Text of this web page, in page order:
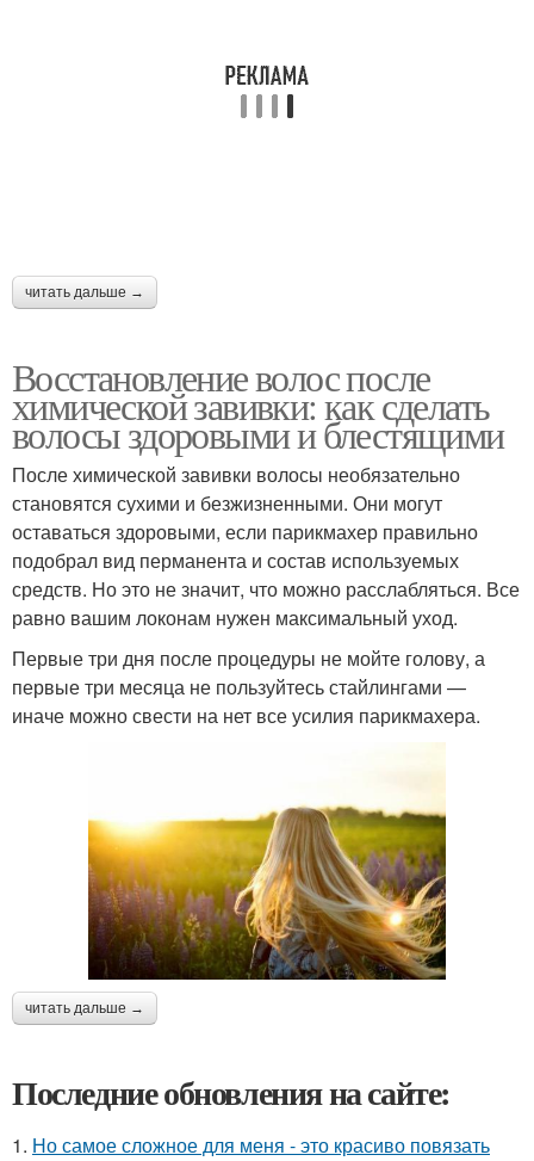
читать дальше →
Восстановление волос после
химической завивки: как сделать
волосы здоровыми и блестящими
После химической завивки волосы необязательно
становятся сухими и безжизненными. Они могут
оставаться здоровыми, если парикмахер правильно
подобрал вид перманента и состав используемых
средств. Но это не значит, что можно расслабляться. Все
равно вашим локонам нужен максимальный уход.
Первые три дня после процедуры не мойте голову, а
первые три месяца не пользуйтесь стайлингами —
иначе можно свести на нет все усилия парикмахера.
читать дальше →
Последние обновления на сайте:
1. Но самое сложное для меня - это красиво повязать